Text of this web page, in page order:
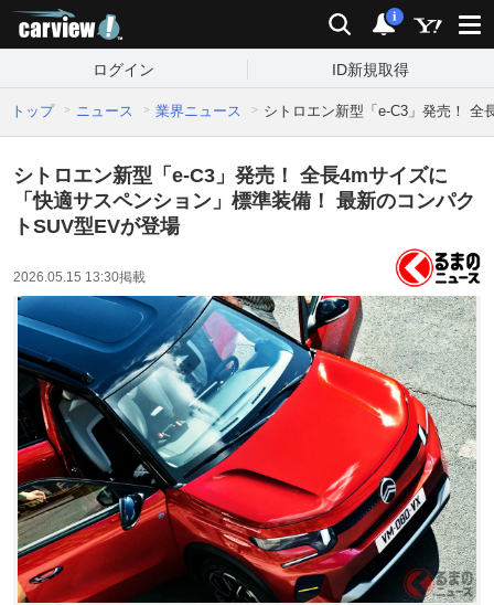
検索 通知
i
ログイン ID新規取得
トップ ニュース 業界ニュース シトロエン新型「e-C3」発売！ 全
シトロエン新型「e-C3」発売！ 全長4mサイズに
「快適サスペンション」標準装備！ 最新のコンパク
トSUV型EVが登場
2026.05.15 13:30掲載